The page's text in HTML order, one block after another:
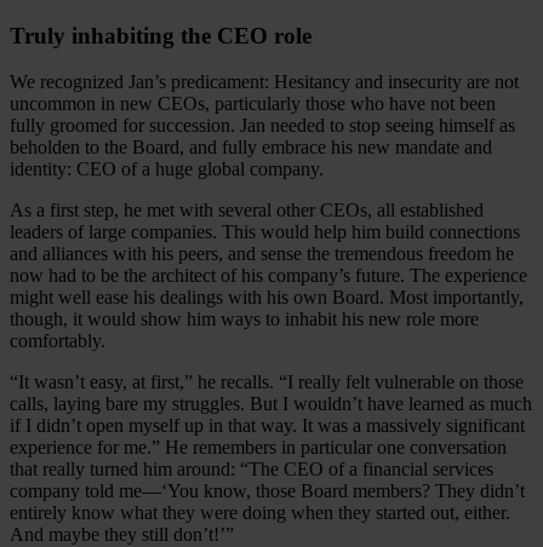
Truly inhabiting the CEO role
We recognized Jan’s predicament: Hesitancy and insecurity are not
uncommon in new CEOs, particularly those who have not been
fully groomed for succession. Jan needed to stop seeing himself as
beholden to the Board, and fully embrace his new mandate and
identity: CEO of a huge global company.
As a first step, he met with several other CEOs, all established
leaders of large companies. This would help him build connections
and alliances with his peers, and sense the tremendous freedom he
now had to be the architect of his company’s future. The experience
might well ease his dealings with his own Board. Most importantly,
though, it would show him ways to inhabit his new role more
comfortably.
“It wasn’t easy, at first,” he recalls. “I really felt vulnerable on those
calls, laying bare my struggles. But I wouldn’t have learned as much
if I didn’t open myself up in that way. It was a massively significant
experience for me.” He remembers in particular one conversation
that really turned him around: “The CEO of a financial services
company told me—‘You know, those Board members? They didn’t
entirely know what they were doing when they started out, either.
And maybe they still don’t!’”